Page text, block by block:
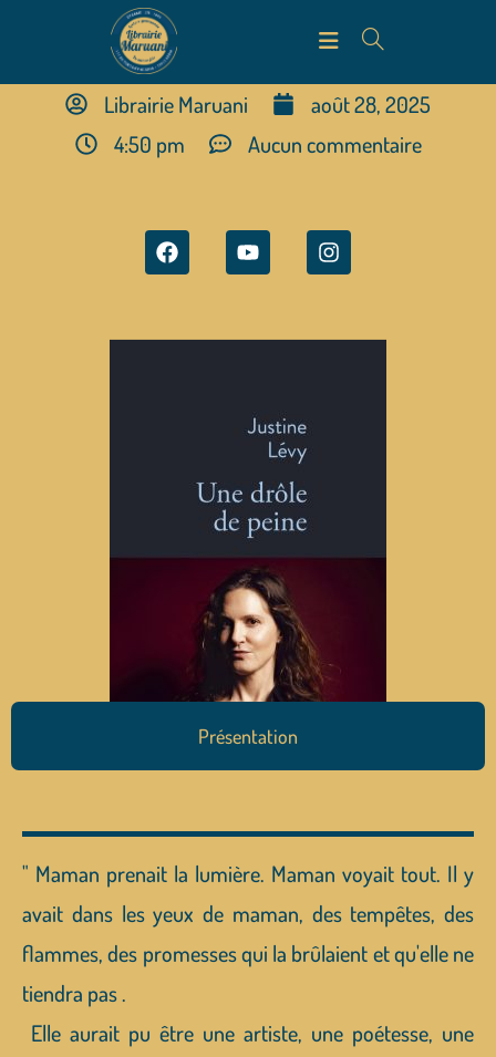
Librairie Maruani
août 28, 2025
4:50 pm
Aucun commentaire
Présentation
" Maman prenait la lumière. Maman voyait tout. Il y
avait dans les yeux de maman, des tempêtes, des
flammes, des promesses qui la brûlaient et qu'elle ne
tiendra pas .
Elle aurait pu être une artiste, une poétesse, une